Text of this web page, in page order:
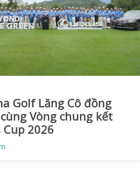
Golf Lăng Cô đồng
Vòng chung kết
Cup 2026